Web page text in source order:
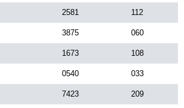
2581 112
3875 060
1673 108
0540 033
7423 209